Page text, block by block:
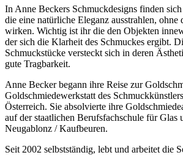
In Anne Beckers Schmuckdesigns finden
die eine natürliche Eleganz ausstrahlen, ohne
wirken. Wichtig ist ihr die den Objekten
der sich die Klarheit des Schmuckes ergibt.
Schmuckstücke versteckt sich in deren
gute Tragbarkeit.
Anne Becker begann ihre Reise zur
Goldschmiedewerkstatt des
Österreich. Sie absolvierte ihre
auf der staatlichen Berufsfachschule für Glas
Neugablonz / Kaufbeuren.
Seit 2002 selbstständig, lebt und arbeitet die